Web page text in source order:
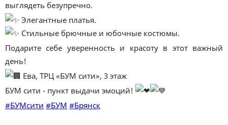
выглядеть безупречно.
Элегантные платья.
Стильные брючные и юбочные костюмы.
Подарите себе уверенность и красоту в этот важный
день!
Ева, ТРЦ «БУМ сити», 3 этаж
БУМ сити - пункт выдачи эмоций!
#БУМсити #БУМ #Брянск